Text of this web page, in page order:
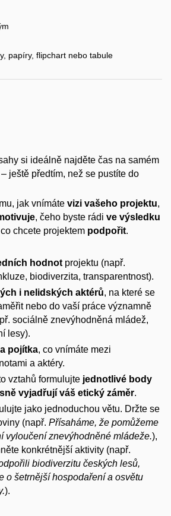
papíry, flipchart nebo tabule
si ideálně najděte čas na samém
ještě předtím, než se pustíte do
jak vnímáte vizi vašeho projektu,
, čeho byste rádi ve výsledku
chcete projektem podpořit.
hodnotprojektu (např.
biodiverzita, transparentnost).
i nelidských aktérů, na které se
nebo do vaší práce významně
sociálně znevýhodněná mládež,
lesy).
pojítka, co vnímáte mezi
a aktéry.
vztahů formulujte jednotlivé body
vyjadřují váš etický záměr.
jako jednoduchou větu. Držte se
(např. Přísaháme, že pomůžeme
vyloučení znevýhodněné mládeže.),
konkrétnější aktivity (např.
biodiverzitu českých lesů,
o šetrnější hospodaření a osvětu
).